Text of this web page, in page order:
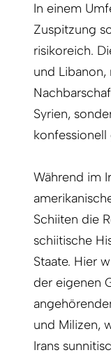
In einem
Zuspitzung
risikoreich.
und
Syrien,
konfessionell
Während im
Schiiten die
schiitische
Staate. Hier
der eigenen
und Milizen,
Irans